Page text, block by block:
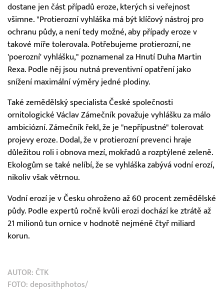
dostane jen část případů eroze, kterých si veřejnost
všimne. "Protierozní vyhláška má být klíčový nástroj pro
ochranu půdy, a není tedy možné, aby případy eroze v
takové míře tolerovala. Potřebujeme protierozní, ne
'poerozní' vyhlášku," poznamenal za Hnutí Duha Martin
Rexa. Podle něj jsou nutná preventivní opatření jako
snížení maximální výměry jedné plodiny.
Také zemědělský specialista České společnosti
ornitologické Václav Zámečník považuje vyhlášku za málo
ambiciózní. Zámečník řekl, že je "nepřípustné" tolerovat
projevy eroze. Dodal, že v protierozní prevenci hraje
důležitou roli i obnova mezí, mokřadů a rozptýlené zeleně.
Ekologům se také nelíbí, že se vyhláška zabývá vodní erozí,
nikoliv však větrnou.
Vodní erozí je v Česku ohroženo až 60 procent zemědělské
půdy. Podle expertů ročně kvůli erozi dochází ke ztrátě až
21 milionů tun ornice v hodnotě nejméně čtyř miliard
korun.
AUTOR: ČTK
FOTO: deposithphotos/